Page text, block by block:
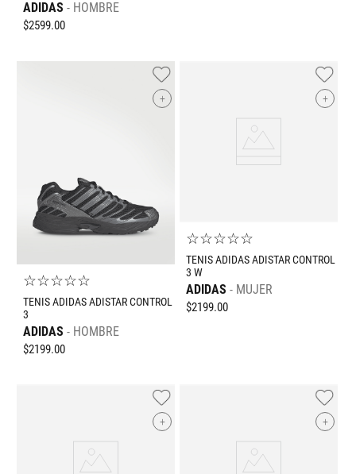
ADIDAS HOMBRE
$2599.00
+
☆☆☆☆☆
TENIS ADIDAS ADISTAR CONTROL
3
ADIDAS HOMBRE
$2199.00
+
☆☆☆☆☆
TENIS ADIDAS ADISTAR CONTROL
3 W
ADIDAS MUJER
$2199.00
+ +